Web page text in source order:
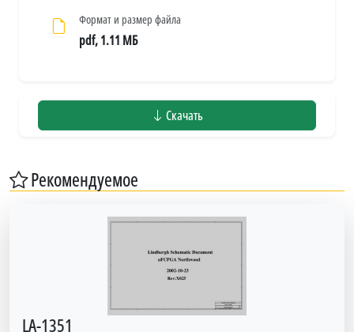
Формат и размер файла
pdf, 1.11 МБ
Скачать
Рекомендуемое
LA-1351